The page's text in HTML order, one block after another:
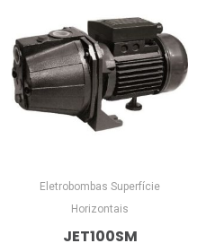
Eletrobombas Superfície
Horizontais
JET100SM